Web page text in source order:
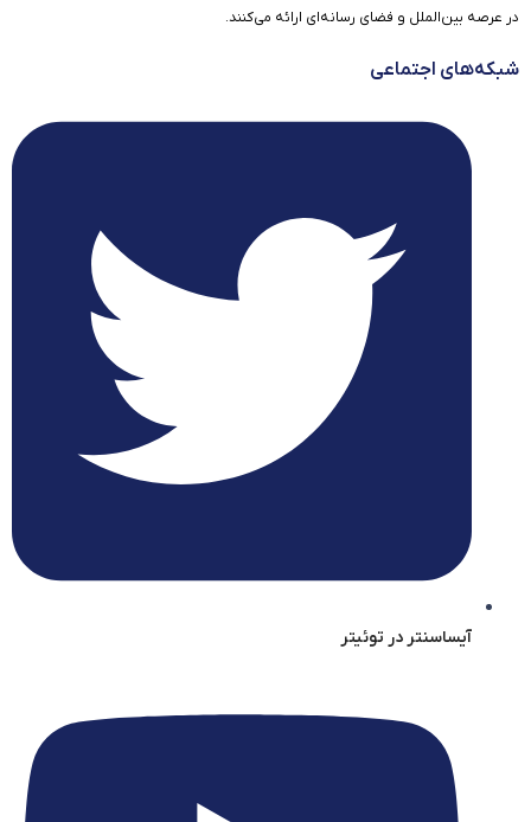
در عرصه بین‌الملل و فضای رسانه‌ای ارائه می‌کنند.
شبکه‌های اجتماعی
آیساسنتر در توئیتر